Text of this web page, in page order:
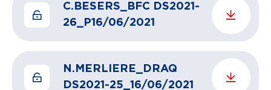
C.BESERS_BFC DS2021-
26_P16/06/2021
N.MERLIERE_DRAQ
DS2021-25_16/06/2021